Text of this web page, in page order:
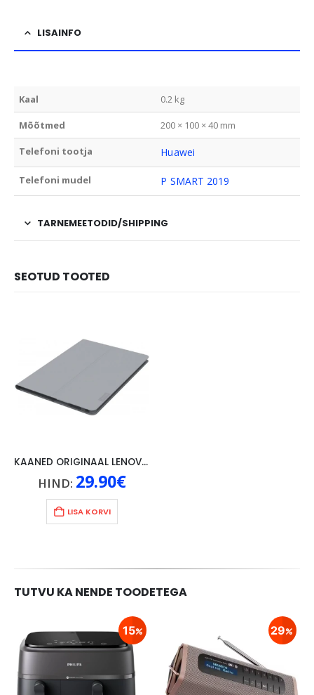
LISAINFO
Kaal 0.2 kg
Mõõtmed 200 × 100 × 40 mm
Telefoni tootja Huawei
Telefoni mudel P SMART 2019
TARNEMEETODID/SHIPPING
SEOTUD TOOTED
KAANED ORIGINAAL LENOVO TAB 4 10″, HALL
HIND: 29.90€
LISA KORVI
TUTVU KA NENDE TOODETEGA
15 29